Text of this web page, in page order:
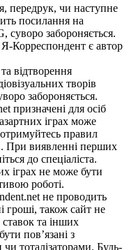
передрук, чи наступне
посилання на
суворо забороняється.
Я-Корреспондент є автор
відтворення
творів
забороняється.
призначені для осіб
іграх може
правил
При виявленні перших
до спеціаліста.
іграх не може бути
роботі.
не проводить
гроші, також сайт не
та інших
пов’язані з
тоталізаторами. Будь-